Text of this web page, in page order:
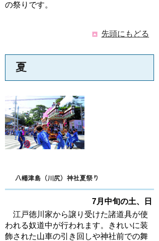
の祭りです。
先頭にもどる
夏
八幡津島（川尻）神社夏祭り
7月中旬の土、日
江戸徳川家から譲り受けた諸道具が使
われる奴道中が行われます。きれいに装
飾された山車の引き回しや神社前での舞